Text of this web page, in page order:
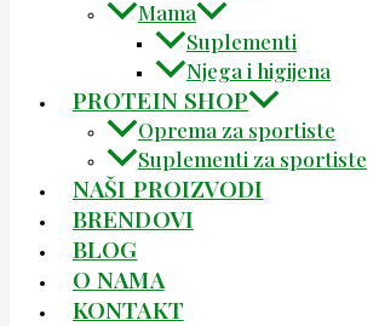
Mama
Suplementi
Njega i higijena
PROTEIN SHOP
Oprema za sportiste
Suplementi za sportiste
NAŠI PROIZVODI
BRENDOVI
BLOG
O NAMA
KONTAKT